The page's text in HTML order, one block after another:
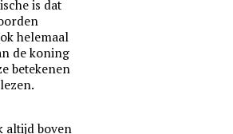
is dat
helemaal
de koning
betekenen
altijd boven